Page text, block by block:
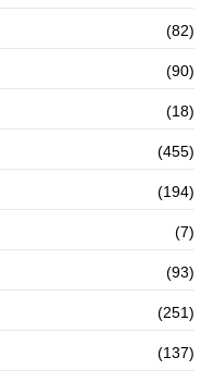
(82)
(90)
(18)
(455)
(194)
(7)
(93)
(251)
(137)